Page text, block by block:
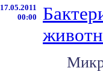
17.05.2011
00:00